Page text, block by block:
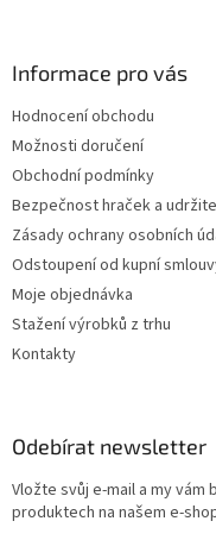
Informace pro vás
Hodnocení obchodu
Možnosti doručení
Obchodní podmínky
Bezpečnost hraček a
Zásady ochrany osobních
Odstoupení od kupní
Moje objednávka
Stažení výrobků z trhu
Kontakty
Odebírat newsletter
Vložte svůj e-mail a my
produktech na našem e-